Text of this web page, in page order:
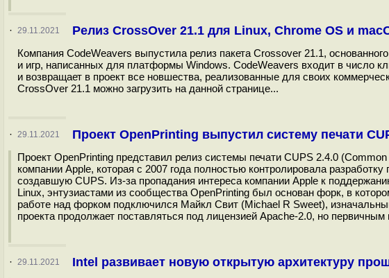
· 29.11.2021 Релиз CrossOver 21.1 для Linux, Chrome OS и
Компания CodeWeavers выпустила релиз пакета Crossover 21.1,
и игр, написанных для платформы Windows. CodeWeavers входит в число
и возвращает в проект все новшества, реализованные для своих
CrossOver 21.1 можно загрузить на данной странице...
· 29.11.2021 Проект OpenPrinting выпустил систему печати
Проект OpenPrinting представил релиз системы печати CUPS 2.4.0
компании Apple, которая с 2007 года полностью контролировала
создавшую CUPS. Из-за пропадания интереса компании Apple к
Linux, энтузиастами из сообщества OpenPrinting был основан форк, в
работе над форком подключился Майкл Свит (Michael R Sweet),
проекта продолжает поставляться под лицензией Apache-2.0, но
· 29.11.2021 Intel развивает новую открытую архитектуру